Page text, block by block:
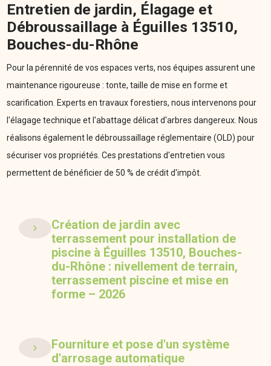
Entretien de jardin, Élagage et
Débroussaillage à Éguilles 13510,
Bouches-du-Rhône
Pour la pérennité de vos espaces verts, nos équipes assurent une
maintenance rigoureuse : tonte, taille de mise en forme et
scarification. Experts en travaux forestiers, nous intervenons pour
l'élagage technique et l'abattage délicat d'arbres dangereux. Nous
réalisons également le débroussaillage réglementaire (OLD) pour
sécuriser vos propriétés. Ces prestations d'entretien vous
permettent de bénéficier de 50 % de crédit d'impôt.
Création de jardin avec
terrassement pour installation de
piscine à Éguilles 13510, Bouches-
du-Rhône : nivellement de terrain,
terrassement piscine et mise en
forme – 2026
Fourniture et pose d'un système
d'arrosage automatique